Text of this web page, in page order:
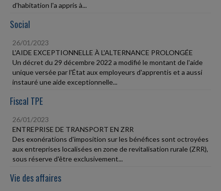
d'habitation l'a appris à...
Social
26/01/2023
L'AIDE EXCEPTIONNELLE À L'ALTERNANCE PROLONGÉE
Un décret du 29 décembre 2022 a modifié le montant de l'aide
unique versée par l'État aux employeurs d'apprentis et a aussi
instauré une aide exceptionnelle...
Fiscal TPE
26/01/2023
ENTREPRISE DE TRANSPORT EN ZRR
Des exonérations d'imposition sur les bénéfices sont octroyées
aux entreprises localisées en zone de revitalisation rurale (ZRR),
sous réserve d'être exclusivement...
Vie des affaires